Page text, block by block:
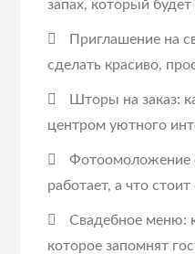
запах, который будет
Приглашение на
сделать красиво,
Шторы на заказ:
центром уютного
Фотоомоложение
работает, а что стоит
Свадебное меню:
которое запомнят